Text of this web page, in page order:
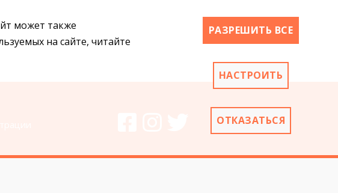
может также
на сайте, читайте
РАЗРЕШИТЬ ВСЕ
НАСТРОИТЬ
ОТКАЗАТЬСЯ